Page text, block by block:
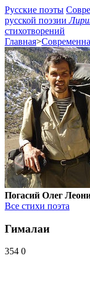
Русские поэты
русской поэзии
стихотворений
Главная>
Погасий Олег
Все стихи поэта
Гималаи
354 0